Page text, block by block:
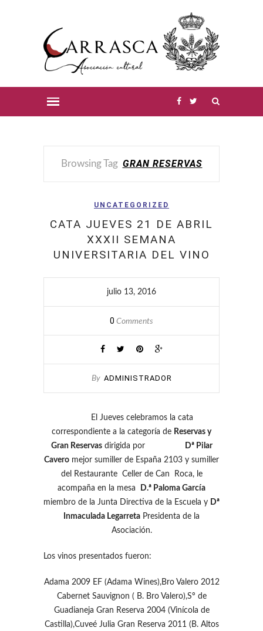
Browsing Tag GRAN RESERVAS
UNCATEGORIZED
CATA JUEVES 21 DE ABRIL
XXXII SEMANA
UNIVERSITARIA DEL VINO
julio 13, 2016
0 Comments
By ADMINISTRADOR
El Jueves celebramos la cata
correspondiente a la categoría de Reservas y
Gran Reservasdirigida por
Dª Pilar
Cavero mejor sumiller de España 2103 y sumiller
del Restaurante Celler de Can Roca, le
acompaña en la mesa
D.ª Paloma García
miembro de la Junta Directiva de la Escuela y Dª
Inmaculada Legarreta Presidenta de la
Asociación.
Los vinos presentados fueron:
Adama 2009 EF (Adama Wines),Bro Valero 2012
Cabernet Sauvignon ( B. Bro Valero),Sº de
Guadianeja Gran Reserva 2004 (Vinícola de
Castilla),Cuveé Julia Gran Reserva 2011 (B. Altos